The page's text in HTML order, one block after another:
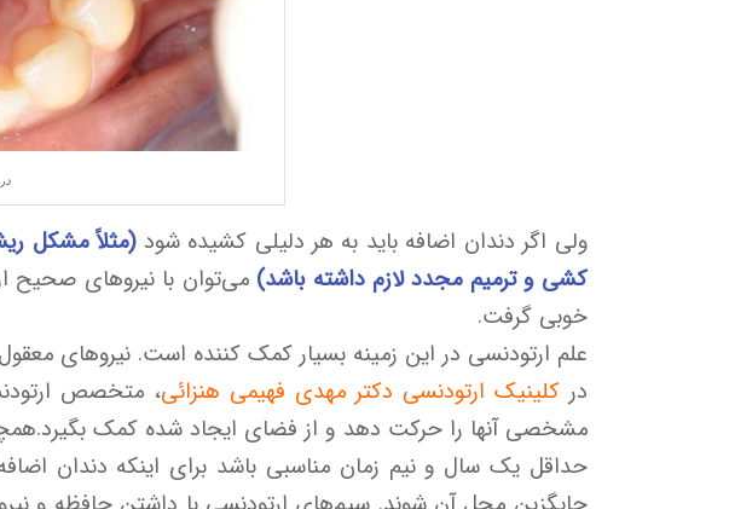
ولی اگر دندان اضافه باید به هر دلیلی کشیده شود(مثلاً مشکل
کشی و ترمیم مجدد لازم داشته باشد) می‌توان با نیروهای صحیح
خوبی گرفت.
علم ارتودنسی در این زمینه بسیار کمک کننده است. نیروهای
درکلینیک ارتودنسی دکتر مهدی فهیمی هنزائی، متخصص
مشخصی آنها را حرکت دهد و از فضای ایجاد شده کمک
حداقل یک سال و نیم زمان مناسبی باشد برای اینکه دندان